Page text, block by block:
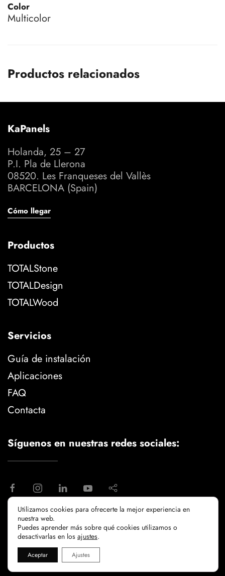
Color
Multicolor
Productos relacionados
KaPanels
Holanda, 25 – 27
P.I. Pla de Llerona
08520. Les Franqueses del Vallès
BARCELONA (Spain)
Cómo llegar
Productos
TOTALStone
TOTALDesign
TOTALWood
Servicios
Guía de instalación
Aplicaciones
FAQ
Contacta
Síguenos en nuestras redes sociales:
aviso legal
politica de privacidad
politicia de cookies
Utilizamos cookies para ofrecerte la mejor experiencia en
nuestra web.
Puedes aprender más sobre qué cookies utilizamos o
desactivarlas en los ajustes.
Aceptar Ajustes